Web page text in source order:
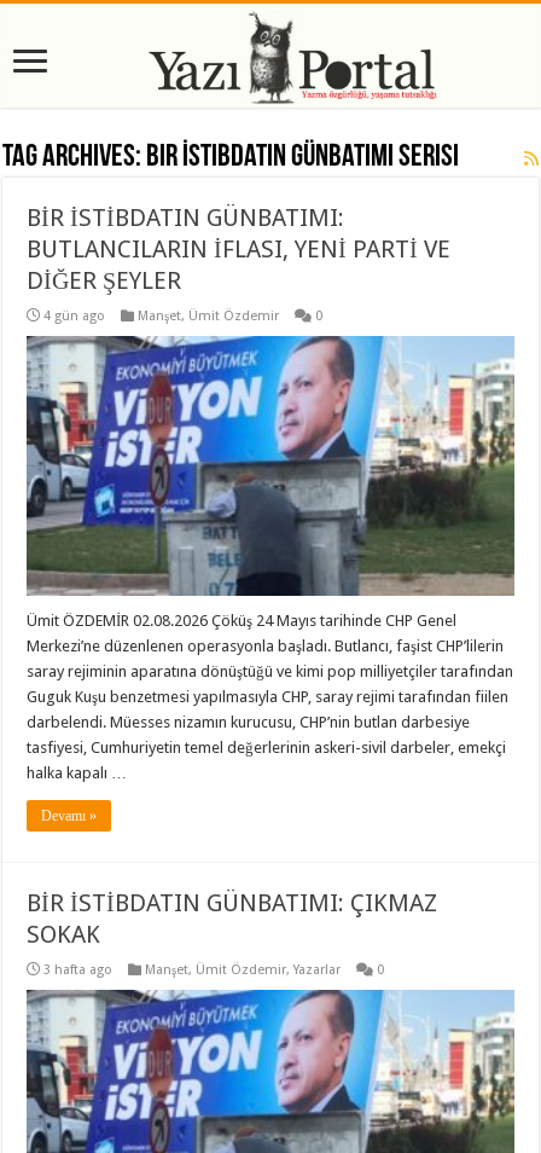
Tag Archives: Bir İstibdatın Günbatımı Serisi
BİR İSTİBDATIN GÜNBATIMI:
BUTLANCILARIN İFLASI, YENİ PARTİ VE
DİĞER ŞEYLER
4 gün ago Manşet, Ümit Özdemir 0
Ümit ÖZDEMİR 02.08.2026 Çöküş 24 Mayıs tarihinde CHP Genel
Merkezi’ne düzenlenen operasyonla başladı. Butlancı, faşist CHP’lilerin
saray rejiminin aparatına dönüştüğü ve kimi pop milliyetçiler tarafından
Guguk Kuşu benzetmesi yapılmasıyla CHP, saray rejimi tarafından fiilen
darbelendi. Müesses nizamın kurucusu, CHP’nin butlan darbesiye
tasfiyesi, Cumhuriyetin temel değerlerinin askeri-sivil darbeler, emekçi
halka kapalı …
Devamı »
BİR İSTİBDATIN GÜNBATIMI: ÇIKMAZ
SOKAK
3 hafta ago Manşet, Ümit Özdemir,Yazarlar 0